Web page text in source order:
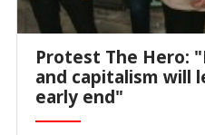
Protest The Hero:
and capitalism will
early end"